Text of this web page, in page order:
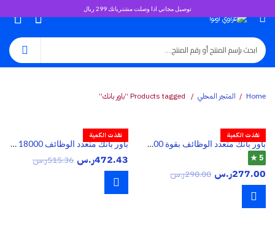
توصيل مجاني اذا وصلت مشترياتك 299 ريال
Home المتجر المحلي
نفذت الكمية
باور بانك متعدد الوظائف بقوة 7500 مللي أمبير
5 ★
277.00ر.س 290.00ر.س
نفذت الكمية
باور بانك متعدد الوظائف 18000 مللي أمبير
472.43ر.س 515.36ر.س